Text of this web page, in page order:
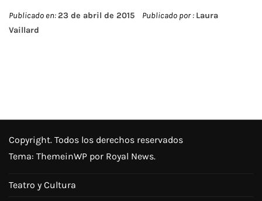
Publicado en:23 de abril de 2015 Publicado por : Laura
Vaillard
Copyright. Todos los derechos reservados
Tema: ThemeinWP por Royal News.
Teatro y Cultura